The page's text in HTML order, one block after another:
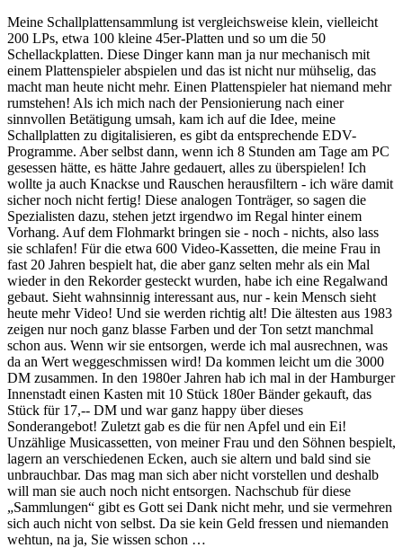
Meine Schallplattensammlung ist vergleichsweise klein, vielleicht
200 LPs, etwa 100 kleine 45er-Platten und so um die 50
Schellackplatten. Diese Dinger kann man ja nur mechanisch mit
einem Plattenspieler abspielen und das ist nicht nur mühselig, das
macht man heute nicht mehr. Einen Plattenspieler hat niemand mehr
rumstehen! Als ich mich nach der Pensionierung nach einer
sinnvollen Betätigung umsah, kam ich auf die Idee, meine
Schallplatten zu digitalisieren, es gibt da entsprechende EDV-
Programme. Aber selbst dann, wenn ich 8 Stunden am Tage am PC
gesessen hätte, es hätte Jahre gedauert, alles zu überspielen! Ich
wollte ja auch Knackse und Rauschen herausfiltern - ich wäre damit
sicher noch nicht fertig! Diese analogen Tonträger, so sagen die
Spezialisten dazu, stehen jetzt irgendwo im Regal hinter einem
Vorhang. Auf dem Flohmarkt bringen sie - noch - nichts, also lass
sie schlafen! Für die etwa 600 Video-Kassetten, die meine Frau in
fast 20 Jahren bespielt hat, die aber ganz selten mehr als ein Mal
wieder in den Rekorder gesteckt wurden, habe ich eine Regalwand
gebaut. Sieht wahnsinnig interessant aus, nur - kein Mensch sieht
heute mehr Video! Und sie werden richtig alt! Die ältesten aus 1983
zeigen nur noch ganz blasse Farben und der Ton setzt manchmal
schon aus. Wenn wir sie entsorgen, werde ich mal ausrechnen, was
da an Wert weggeschmissen wird! Da kommen leicht um die 3000
DM zusammen. In den 1980er Jahren hab ich mal in der Hamburger
Innenstadt einen Kasten mit 10 Stück 180er Bänder gekauft, das
Stück für 17,-- DM und war ganz happy über dieses
Sonderangebot! Zuletzt gab es die für nen Apfel und ein Ei!
Unzählige Musicassetten, von meiner Frau und den Söhnen bespielt,
lagern an verschiedenen Ecken, auch sie altern und bald sind sie
unbrauchbar. Das mag man sich aber nicht vorstellen und deshalb
will man sie auch noch nicht entsorgen. Nachschub für diese
Sammlungen
gibt es Gott sei Dank nicht mehr, und sie vermehren
sich auch nicht von selbst. Da sie kein Geld fressen und niemanden
wehtun, na ja, Sie wissen schon …